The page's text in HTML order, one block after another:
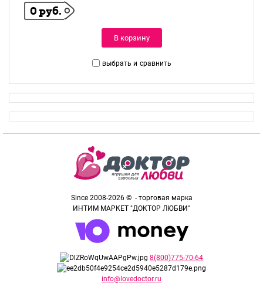
0 руб.
В корзину
выбрать и сравнить
Since 2008-2026 © - торговая марка
ИНТИМ МАРКЕТ "ДОКТОР ЛЮБВИ"
8(800)775-70-64
info@lovedoctor.ru